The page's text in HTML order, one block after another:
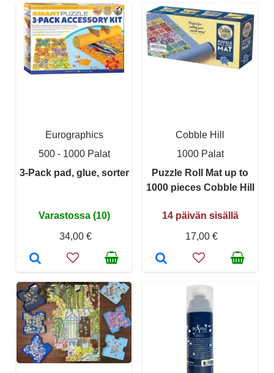
Eurographics
500 - 1000 Palat
3-Pack pad, glue, sorter
Varastossa (10)
34,00 €
Cobble Hill
1000 Palat
Puzzle Roll Mat up to
1000 pieces Cobble Hill
14 päivän sisällä
17,00 €